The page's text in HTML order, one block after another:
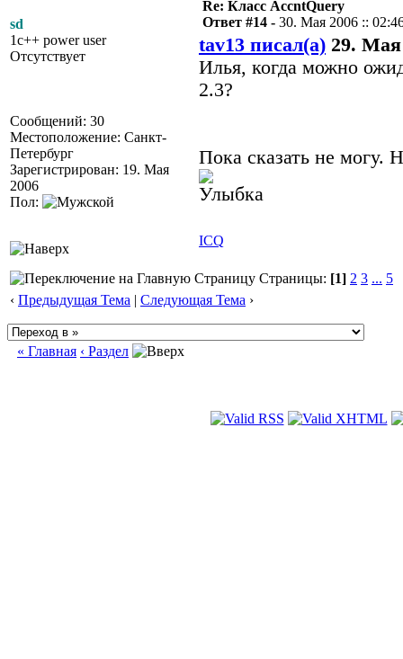
sd
1c++ power user
Отсутствует
Сообщений: 30
Местоположение: Санкт-
Петербург
Зарегистрирован: 19. Мая
2006
Пол:
Re: Класс AccntQuery
Ответ #14 - 30. Мая 2006 ::
tav13 писал(а) 29. Мая
Илья, когда можно
2.3?
Пока сказать не могу.
ICQ
Страницы: [1] 2 3 ... 5
‹ Предыдущая Тема | Следующая Тема ›
« Главная ‹ Раздел